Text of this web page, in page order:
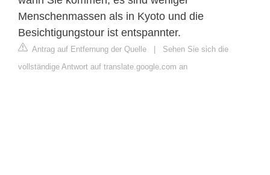
Menschenmassen als in Kyoto und die
Besichtigungstour ist entspannter.
Antrag auf Entfernung der Quelle | Sehen Sie sich die
vollständige Antwort auf translate.google.com an